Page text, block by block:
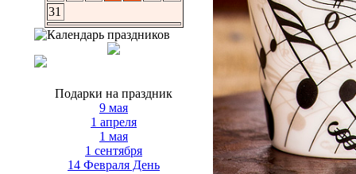
31
Подарки на праздник
9 мая
1 апреля
1 мая
1 сентября
14 Февраля День